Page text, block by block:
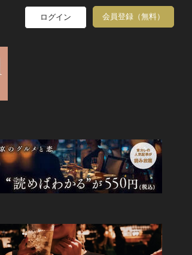
ログイン 会員登録（無料）